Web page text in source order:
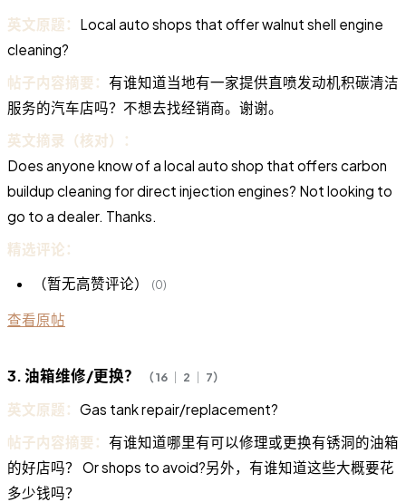
英文原题： Local auto shops that offer walnut shell engine
cleaning?
帖子内容摘要： 有谁知道当地有一家提供直喷发动机积碳清洁
服务的汽车店吗？不想去找经销商。谢谢。
英文摘录（核对）：
Does anyone know of a local auto shop that offers carbon
buildup cleaning for direct injection engines? Not looking to
go to a dealer. Thanks.
精选评论：
（暂无高赞评论）
(0)
查看原帖
3. 油箱维修/更换？ （ 16 ｜ 2 ｜ 7）
英文原题： Gas tank repair/replacement?
帖子内容摘要： 有谁知道哪里有可以修理或更换有锈洞的油箱
的好店吗？ Or shops to avoid?另外，有谁知道这些大概要花
多少钱吗？